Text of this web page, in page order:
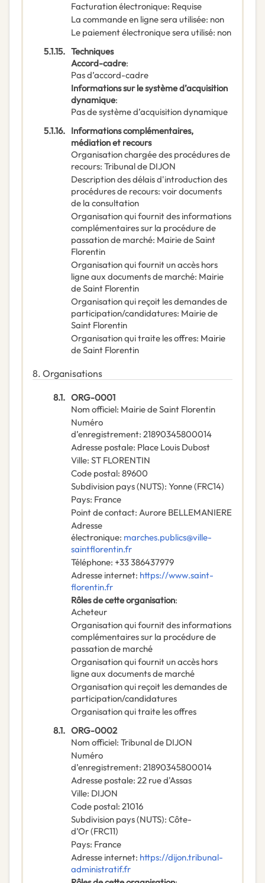
Facturation électronique: Requise
La commande en ligne sera utilisée: non
Le paiement électronique sera utilisé: non
5.1.15. Techniques
Accord-cadre:
Pas d’accord-cadre
Informations sur le système d’acquisition
dynamique:
Pas de système d’acquisition dynamique
5.1.16. Informations complémentaires,
médiation et recours
Organisation chargée des procédures de
recours: Tribunal de DIJON
Description des délais d'introduction des
procédures de recours: voir documents
de la consultation
Organisation qui fournit des informations
complémentaires sur la procédure de
passation de marché: Mairie de Saint
Florentin
Organisation qui fournit un accès hors
ligne aux documents de marché: Mairie
de Saint Florentin
Organisation qui reçoit les demandes de
participation/candidatures: Mairie de
Saint Florentin
Organisation qui traite les offres: Mairie
de Saint Florentin
8. Organisations
8.1. ORG-0001
Nom officiel: Mairie de Saint Florentin
Numéro
d’enregistrement: 21890345800014
Adresse postale: Place Louis Dubost
Ville: ST FLORENTIN
Code postal: 89600
Subdivision pays (NUTS): Yonne(FRC14)
Pays: France
Point de contact: Aurore BELLEMANIERE
Adresse
électronique: marches.publics@ville-
saintflorentin.fr
Téléphone: +33 386437979
Adresse internet: https://www.saint-
florentin.fr
Rôles de cette organisation:
Acheteur
Organisation qui fournit des informations
complémentaires sur la procédure de
passation de marché
Organisation qui fournit un accès hors
ligne aux documents de marché
Organisation qui reçoit les demandes de
participation/candidatures
Organisation qui traite les offres
8.1. ORG-0002
Nom officiel: Tribunal de DIJON
Numéro
d’enregistrement: 21890345800014
Adresse postale: 22 rue d'Assas
Ville: DIJON
Code postal: 21016
Subdivision pays (NUTS): Côte-
d’Or(FRC11)
Pays: France
Adresse internet: https://dijon.tribunal-
administratif.fr